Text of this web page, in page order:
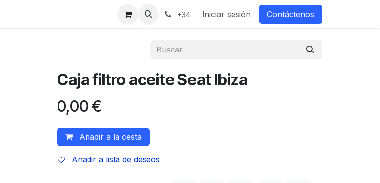
+34 Iniciar sesión Contáctenos
Caja filtro aceite Seat Ibiza
0,00 €
Añadir a la cesta
Añadir a lista de deseos